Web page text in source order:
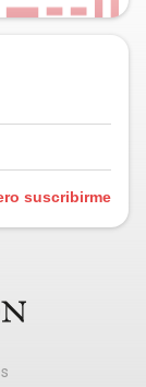
suscribirme